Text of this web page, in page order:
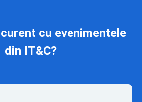
cu evenimentele
din IT&C?